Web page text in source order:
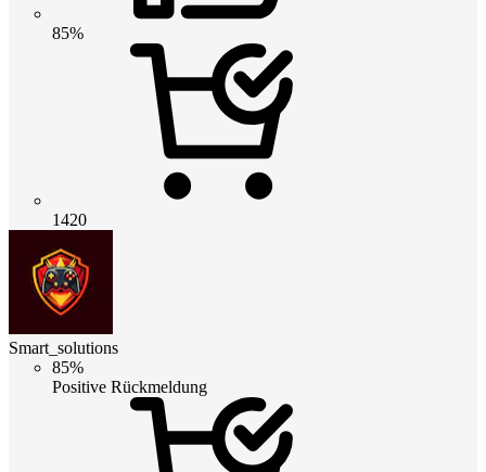
85%
1420
Smart_solutions
85%
Positive Rückmeldung